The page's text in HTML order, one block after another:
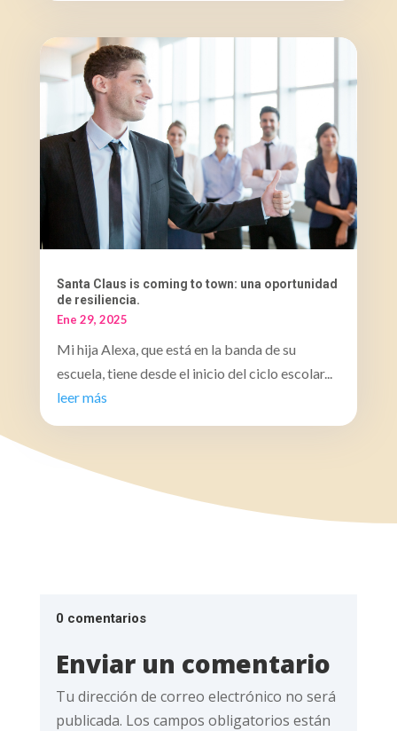
Santa Claus is coming to town: una oportunidad
de resiliencia.
Ene 29, 2025
Mi hija Alexa, que está en la banda de su
escuela, tiene desde el inicio del ciclo escolar...
leer más
0 comentarios
Enviar un comentario
Tu dirección de correo electrónico no será
publicada. Los campos obligatorios están